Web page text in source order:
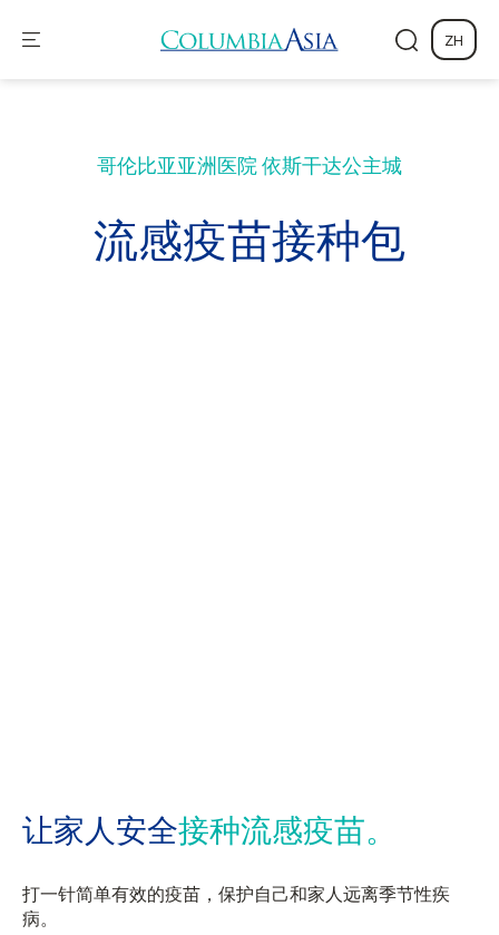
ZH
哥伦比亚亚洲医院依斯干达公主城
流感疫苗接种包
让家人安全接种流感疫苗。
打一针简单有效的疫苗，保护自己和家人远离季节性疾
病。